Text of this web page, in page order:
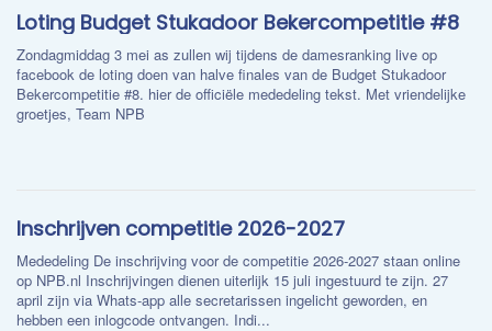
Loting Budget Stukadoor Bekercompetitie #8
Zondagmiddag 3 mei as zullen wij tijdens de damesranking live op
facebook de loting doen van halve finales van de Budget Stukadoor
Bekercompetitie #8. hier de officiële mededeling tekst. Met vriendelijke
groetjes, Team NPB
Inschrijven competitie 2026-2027
Mededeling De inschrijving voor de competitie 2026-2027 staan online
op NPB.nl Inschrijvingen dienen uiterlijk 15 juli ingestuurd te zijn. 27
april zijn via Whats-app alle secretarissen ingelicht geworden, en
hebben een inlogcode ontvangen. Indi...